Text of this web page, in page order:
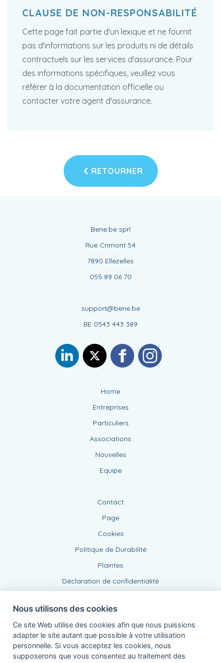
CLAUSE DE NON-RESPONSABILITÉ
Cette page fait partie d'un lexique et ne fournit
pas d'informations sur les produits ni de détails
contractuels sur les services d'assurance. Pour
des informations spécifiques, veuillez vous
référer à la documentation officielle ou
contacter votre agent d'assurance.
RETOURNER
Bene.be sprl
Rue Crimont 54
7890 Ellezelles
055 89 06 70
support@bene.be
BE 0543 443 389
Home
Entreprises
Particuliers
Associations
Nouvelles
Equipe
Contact
Page
Cookies
Politique de Durabilité
Plaintes
Déclaration de confidentialité
Agent lié, BE 0543 443 389
Nous utilisons des cookies
Ce site Web utilise des cookies afin que nous puissions
adapter le site autant que possible à votre utilisation
personnelle. Si vous acceptez les cookies, nous
supposerons que vous consentez au traitement des